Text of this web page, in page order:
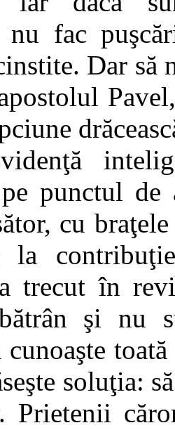
nu fac
Dar să
pe punctul
cu
la
trecut în
şi nu
cunoaşte
soluţia:
Prietenii